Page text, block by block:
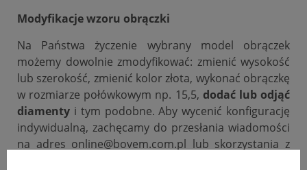
Modyfikacje wzoru obrączki
Na Państwa życzenie wybrany model obrączek
możemy dowolnie zmodyfikować: zmienić wysokość
lub szerokość, zmienić kolor złota, wykonać obrączkę
w rozmiarze połówkowym np. 15,5, dodać lub odjąć
diamenty i tym podobne. Aby wycenić konfigurację
indywidualną, zachęcamy do przesłania wiadomości
na adres online@bovem.com.pl lub skorzystania z